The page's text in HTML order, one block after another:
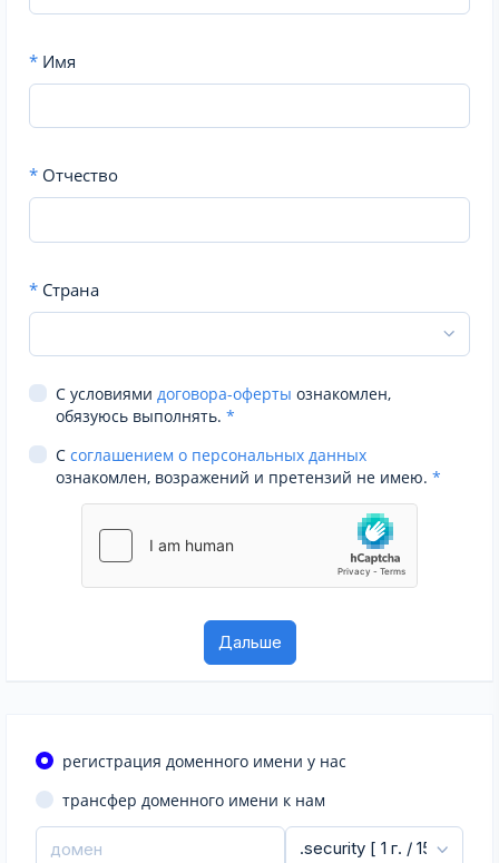
* Имя
* Отчество
* Страна
С условиями договора-оферты ознакомлен,
обязуюсь выполнять. *
С соглашением о персональных данных
ознакомлен, возражений и претензий не имею. *
регистрация доменного имени у нас
трансфер доменного имени к нам